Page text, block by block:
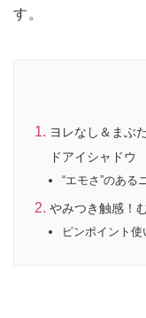
す。
ヨレなし＆まぶ
ドアイシャドウ
“エモさ”のある
やみつき触感！
ピンポイント